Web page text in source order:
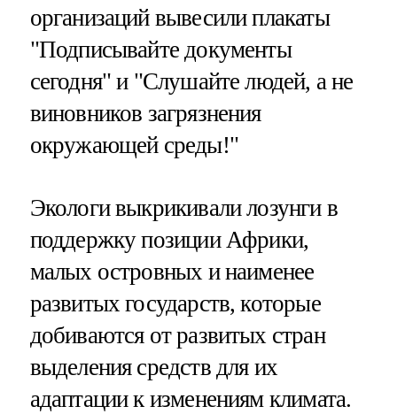
организаций вывесили плакаты
"Подписывайте документы
сегодня" и "Слушайте людей, а не
виновников загрязнения
окружающей среды!"
Экологи выкрикивали лозунги в
поддержку позиции Африки,
малых островных и наименее
развитых государств, которые
добиваются от развитых стран
выделения средств для их
адаптации к изменениям климата.